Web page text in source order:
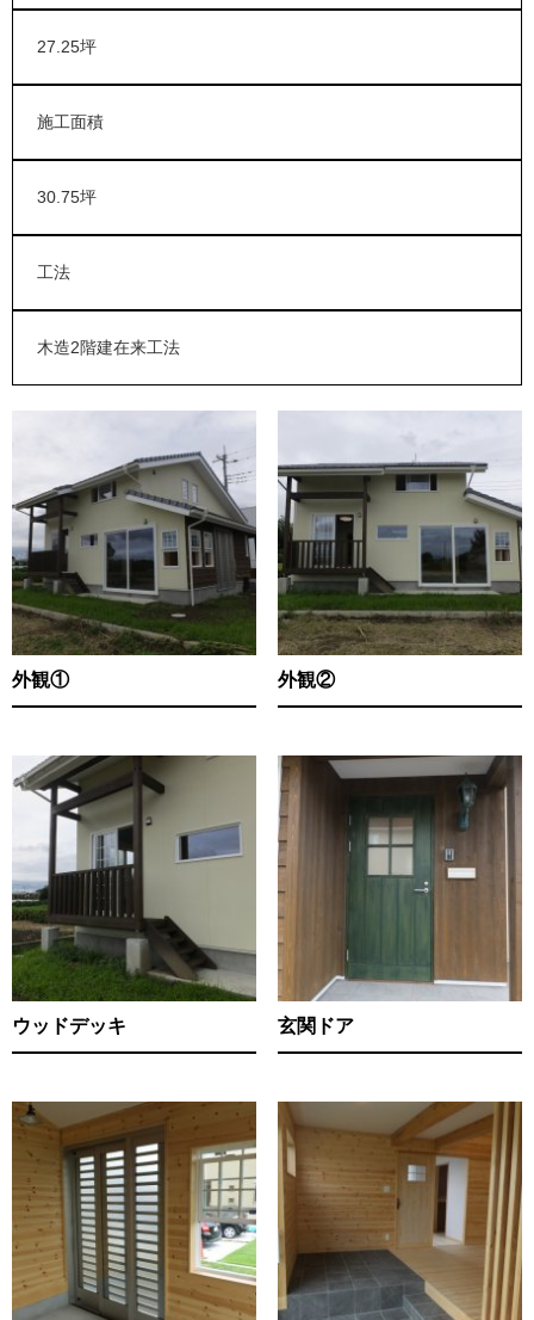
27.25坪
施工面積
30.75坪
工法
木造2階建在来工法
外観① 外観②
ウッドデッキ 玄関ドア